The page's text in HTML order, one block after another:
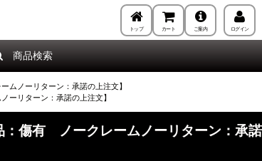
トップ カート ご案内 ログイン
商品検索
ノーリターン：承諾の上注文】
リターン：承諾の上注文】
：傷有 ノークレームノーリターン：承諾